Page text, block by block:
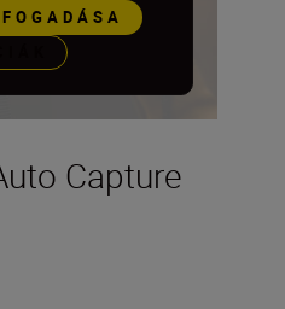
Capture